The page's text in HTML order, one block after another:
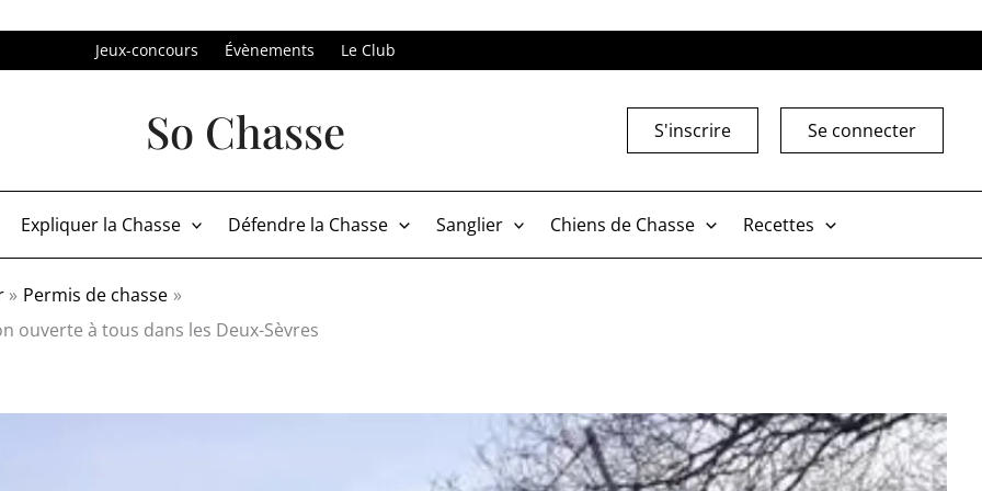
Jeux-concours Évènements Le Club
So Chasse S'inscrire Se connecter
Expliquer la Chasse Défendre la Chasse Sanglier Chiens de Chasse Recettes
Permis de chasse
ouverte à tous dans les Deux-Sèvres